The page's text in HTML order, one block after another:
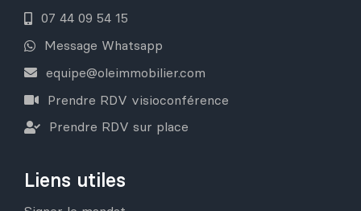
07 44 09 54 15
Message Whatsapp
equipe@oleimmobilier.com
Prendre RDV visioconférence
Prendre RDV sur place
Liens utiles